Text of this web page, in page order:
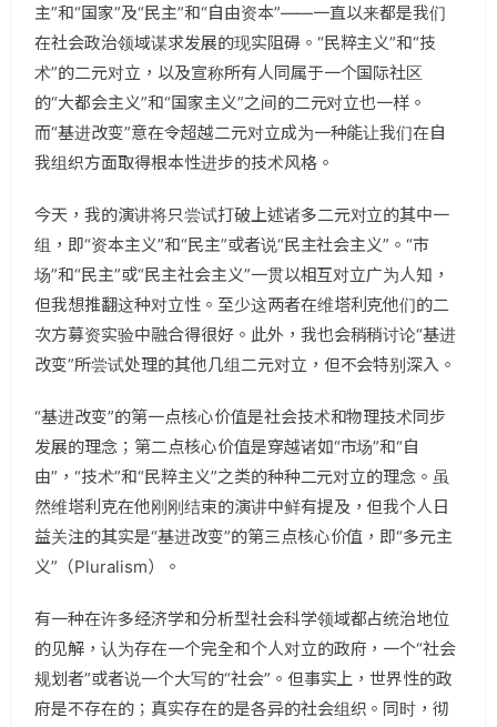
主”和“国家”及“民主”和“自由资本”——一直以来都是我们
在社会政治领域谋求发展的现实阻碍。“民粹主义”和“技
术”的二元对立，以及宣称所有人同属于一个国际社区
的“大都会主义”和“国家主义”之间的二元对立也一样。
而“基进改变”意在令超越二元对立成为一种能让我们在自
我组织方面取得根本性进步的技术风格。
今天，我的演讲将只尝试打破上述诸多二元对立的其中一
组，即“资本主义”和“民主”或者说“民主社会主义”。“市
场”和“民主”或“民主社会主义”一贯以相互对立广为人知，
但我想推翻这种对立性。至少这两者在维塔利克他们的二
次方募资实验中融合得很好。此外，我也会稍稍讨论“基进
改变”所尝试处理的其他几组二元对立，但不会特别深入。
“基进改变”的第一点核心价值是社会技术和物理技术同步
发展的理念；第二点核心价值是穿越诸如“市场”和“自
由”，“技术”和“民粹主义”之类的种种二元对立的理念。虽
然维塔利克在他刚刚结束的演讲中鲜有提及，但我个人日
益关注的其实是“基进改变”的第三点核心价值，即“多元主
义”（Pluralism）。
有一种在许多经济学和分析型社会科学领域都占统治地位
的见解，认为存在一个完全和个人对立的政府，一个“社会
规划者”或者说一个大写的“社会”。但事实上，世界性的政
府是不存在的；真实存在的是各异的社会组织。同时，彻